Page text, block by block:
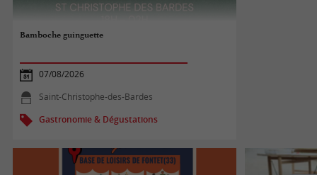
Bamboche guinguette
07/08/2026
Saint-Christophe-des-Bardes
Gastronomie & Dégustations